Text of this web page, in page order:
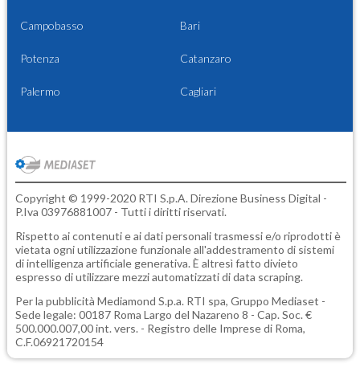
Campobasso Bari
Potenza Catanzaro
Palermo Cagliari
Copyright © 1999-2020 RTI S.p.A. Direzione Business Digital -
P.Iva 03976881007 - Tutti i diritti riservati.
Rispetto ai contenuti e ai dati personali trasmessi e/o riprodotti è
vietata ogni utilizzazione funzionale all'addestramento di sistemi
di intelligenza artificiale generativa. È altresì fatto divieto
espresso di utilizzare mezzi automatizzati di data scraping.
Per la pubblicità Mediamond S.p.a. RTI spa, Gruppo Mediaset -
Sede legale: 00187 Roma Largo del Nazareno 8 - Cap. Soc. €
500.000.007,00 int. vers. - Registro delle Imprese di Roma,
C.F.06921720154